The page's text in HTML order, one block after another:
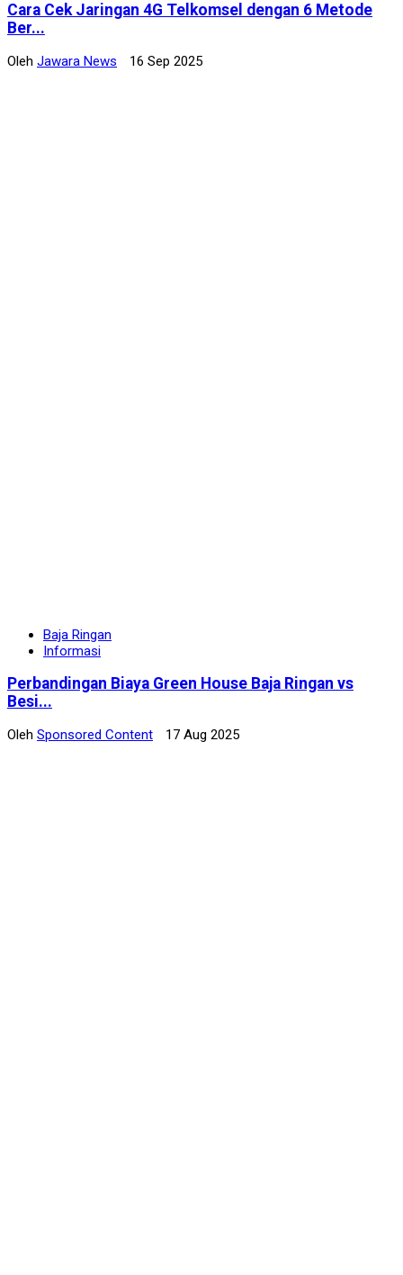
Cara Cek Jaringan 4G Telkomsel dengan 6 Metode
Ber...
Oleh Jawara News 16 Sep 2025
Baja Ringan
Informasi
Perbandingan Biaya Green House Baja Ringan vs
Besi...
Oleh Sponsored Content 17 Aug 2025